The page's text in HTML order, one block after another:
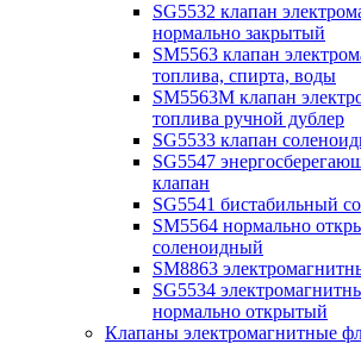
SG5532 клапан
нормально закрытый
SM5563 клапан
топлива, спирта, воды
SM5563M клапан
топлива ручной дублер
SG5533 клапан
SG5547
клапан
SG5541 бистабильный
SM5564 нормально
соленоидный
SM8863
SG5534
нормально открытый
Клапаны электромагнитные